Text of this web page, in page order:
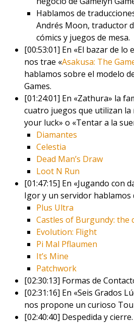
Hablamos de
Andrés Moon, traductor
cómics y juegos de mesa.
[00:53:01] En «El bazar de lo
nos trae «Asakusa: The
hablamos sobre el modelo
Games.
[01:24:01] En «Zathura» la
cuatro juegos que utilizan la
your luck» o «Tentar a la
Diamantes
Celestia
Dead Man’s Draw
Loot N Run
[01:47:15] En «Jugando con
Igor y un servidor hablamos
Plus Ultra
Castles of Burgundy: the
Evolution: Flight
Pi Mal Pflaumen
It’s Mine
Patchwork
[02:30:13] Formas de
[02:31:16] En «Seis Grados
nos propone un curioso
[02:40:40] Despedida y cierre.